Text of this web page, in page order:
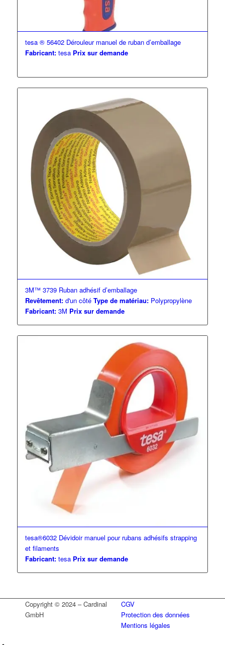
tesa ® 56402 Dérouleur manuel de ruban d’emballage
Fabricant:tesa Prix sur demande
3M™ 3739 Ruban adhésif d’emballage
Revêtement:d'un côté Type de matériau:Polypropylène
Fabricant:3M Prix sur demande
tesa®6032 Dévidoir manuel pour rubans adhésifs strapping
et filaments
Fabricant:tesa Prix sur demande
Copyright © 2024 – Cardinal
GmbH
CGV
Protection des données
Mentions légales